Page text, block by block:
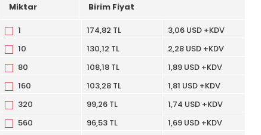
Miktar Birim Fiyat
1 174,82 TL
3,06 USD +KDV
10
130,12 TL
2,28 USD +KDV
80
108,18 TL
1,89 USD +KDV
160
103,28 TL
1,81 USD +KDV
320
99,26 TL
1,74 USD +KDV
560
96,53 TL
1,69 USD +KDV